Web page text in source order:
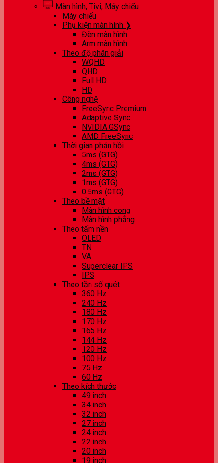
Màn hình, Tivi, Máy chiếu
Máy chiếu
Phụ kiện màn hình ❯
Đèn màn hình
Arm màn hình
Theo độ phân giải
WQHD
QHD
Full HD
HD
Công nghệ
FreeSync Premium
Adaptive Sync
NVIDIA GSync
AMD FreeSync
Thời gian phản hồi
5ms (GTG)
4ms (GTG)
2ms (GTG)
1ms (GTG)
0.5ms (GTG)
Theo bề mặt
Màn hình cong
Màn hình phẳng
Theo tấm nền
OLED
TN
VA
Superclear IPS
IPS
Theo tần số quét
360 Hz
240 Hz
180 Hz
170 Hz
165 Hz
144 Hz
120 Hz
100 Hz
75 Hz
60 Hz
Theo kích thước
49 inch
34 inch
32 inch
27 inch
24 inch
22 inch
20 inch
19 inch